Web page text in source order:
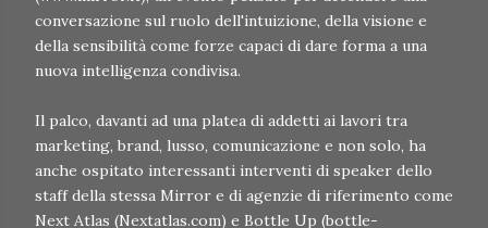
conversazione sul ruolo dell'intuizione, della visione e
della sensibilità come forze capaci di dare forma a una
nuova intelligenza condivisa.
Il palco, davanti ad una platea di addetti ai lavori tra
marketing, brand, lusso, comunicazione e non solo, ha
anche ospitato interessanti interventi di speaker dello
staff della stessa Mirror e di agenzie di riferimento come
Next Atlas (Nextatlas.com) e Bottle Up (bottle-